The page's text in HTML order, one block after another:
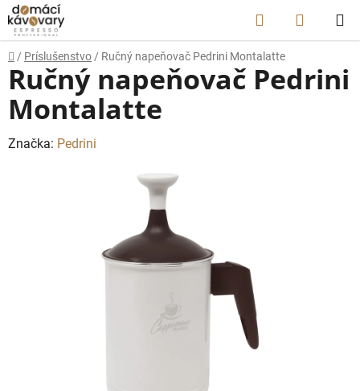
Prejsť
na
obsah
Hľadať
KOŠÍK
Domov
/ Príslušenstvo / Ručný napeňovač Pedrini Montalatte
Ručný napeňovač Pedrini
Montalatte
Značka: Pedrini